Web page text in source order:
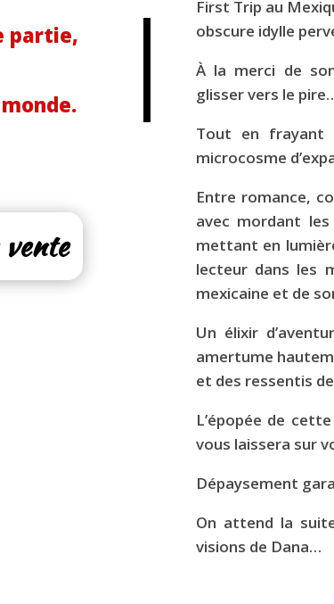
partie,
First Trip au
obscure idylle
À la merci de
glisser vers le
Tout en frayant
microcosme
Entre romance,
avec mordant
mettant en
lecteur dans les
mexicaine et de
Un élixir
amertume
et des ressentis
L’épopée de
vous laissera sur
Dépaysement
On attend la
visions de Dana…